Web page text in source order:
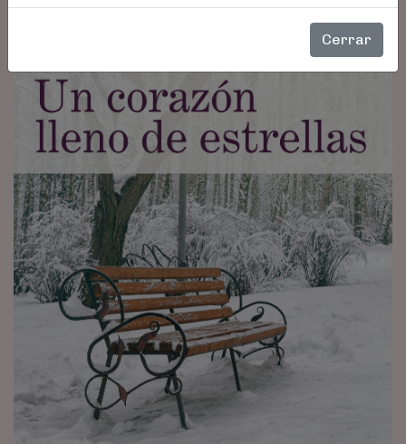
Cerrar